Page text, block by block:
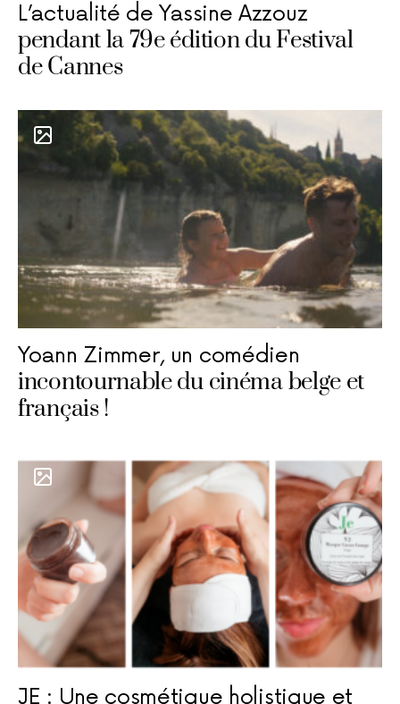
L’actualité de Yassine Azzouz
pendant la 79e édition du Festival
de Cannes
Yoann Zimmer, un comédien
incontournable du cinéma belge et
français !
JE : Une cosmétique holistique et